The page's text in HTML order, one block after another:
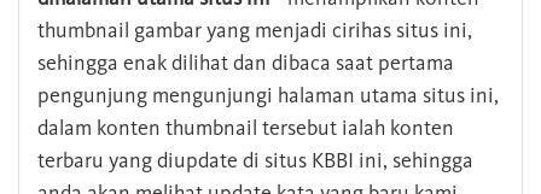
thumbnail gambar yang menjadi cirihas situs ini,
sehingga enak dilihat dan dibaca saat pertama
pengunjung mengunjungi halaman utama situs ini,
dalam konten thumbnail tersebut ialah konten
terbaru yang diupdate di situs KBBI ini, sehingga